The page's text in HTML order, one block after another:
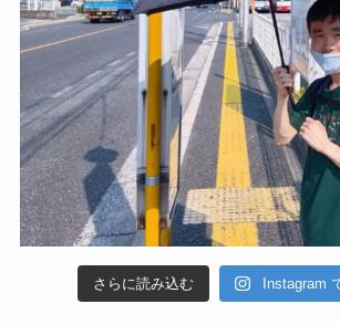
さらに読み込む Instagram